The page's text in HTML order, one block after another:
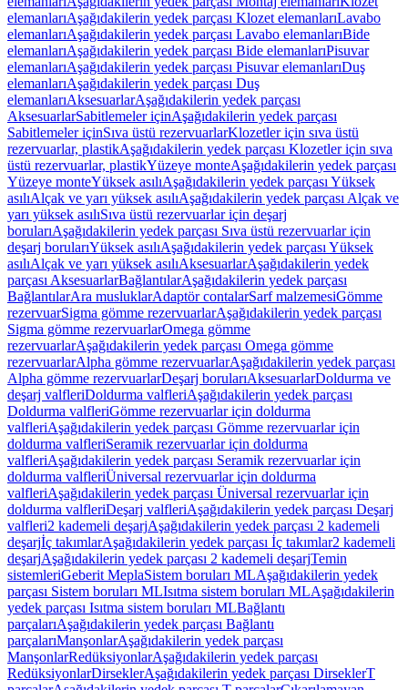
elemanlarıAşağıdakilerin yedek parçası Klozet elemanlarıLavabo
elemanlarıAşağıdakilerin yedek parçası Lavabo elemanlarıBide
elemanlarıAşağıdakilerin yedek parçası Bide elemanlarıPisuvar
elemanlarıAşağıdakilerin yedek parçası Pisuvar elemanlarıDuş
elemanlarıAşağıdakilerin yedek parçası Duş
elemanlarıAksesuarlarAşağıdakilerin yedek parçası
AksesuarlarSabitlemeler içinAşağıdakilerin yedek parçası
Sabitlemeler içinSıva üstü rezervuarlarKlozetler için sıva üstü
rezervuarlar, plastikAşağıdakilerin yedek parçası Klozetler için sıva
üstü rezervuarlar, plastikYüzeye monteAşağıdakilerin yedek parçası
Yüzeye monteYüksek asılıAşağıdakilerin yedek parçası Yüksek
asılıAlçak ve yarı yüksek asılıAşağıdakilerin yedek parçası Alçak ve
yarı yüksek asılıSıva üstü rezervuarlar için deşarj
borularıAşağıdakilerin yedek parçası Sıva üstü rezervuarlar için
deşarj borularıYüksek asılıAşağıdakilerin yedek parçası Yüksek
asılıAlçak ve yarı yüksek asılıAksesuarlarAşağıdakilerin yedek
parçası AksesuarlarBağlantılarAşağıdakilerin yedek parçası
BağlantılarAra musluklarAdaptör contalarSarf malzemesiGömme
rezervuarSigma gömme rezervuarlarAşağıdakilerin yedek parçası
Sigma gömme rezervuarlarOmega gömme
rezervuarlarAşağıdakilerin yedek parçası Omega gömme
rezervuarlarAlpha gömme rezervuarlarAşağıdakilerin yedek parçası
Alpha gömme rezervuarlarDeşarj borularıAksesuarlarDoldurma ve
deşarj valfleriDoldurma valfleriAşağıdakilerin yedek parçası
Doldurma valfleriGömme rezervuarlar için doldurma
valfleriAşağıdakilerin yedek parçası Gömme rezervuarlar için
doldurma valfleriSeramik rezervuarlar için doldurma
valfleriAşağıdakilerin yedek parçası Seramik rezervuarlar için
doldurma valfleriÜniversal rezervuarlar için doldurma
valfleriAşağıdakilerin yedek parçası Üniversal rezervuarlar için
doldurma valfleriDeşarj valfleriAşağıdakilerin yedek parçası Deşarj
valfleri2 kademeli deşarjAşağıdakilerin yedek parçası 2 kademeli
deşarjİç takımlarAşağıdakilerin yedek parçası İç takımlar2 kademeli
deşarjAşağıdakilerin yedek parçası 2 kademeli deşarjTemin
sistemleriGeberit MeplaSistem boruları MLAşağıdakilerin yedek
parçası Sistem boruları MLIsıtma sistem boruları MLAşağıdakilerin
yedek parçası Isıtma sistem boruları MLBağlantı
parçalarıAşağıdakilerin yedek parçası Bağlantı
parçalarıManşonlarAşağıdakilerin yedek parçası
ManşonlarRedüksiyonlarAşağıdakilerin yedek parçası
RedüksiyonlarDirseklerAşağıdakilerin yedek parçası DirseklerT